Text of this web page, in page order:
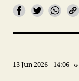
13 Jun 2026 14:06